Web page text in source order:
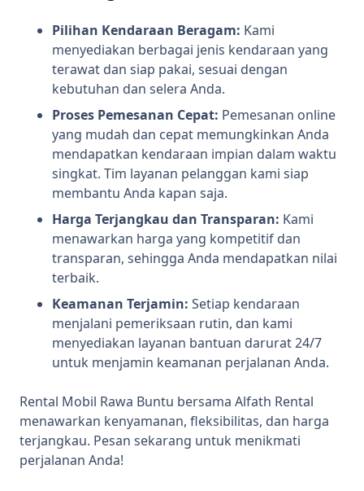
Pilihan Kendaraan Beragam: Kami
menyediakan berbagai jenis kendaraan yang
terawat dan siap pakai, sesuai dengan
kebutuhan dan selera Anda.
Proses Pemesanan Cepat: Pemesanan online
yang mudah dan cepat memungkinkan Anda
mendapatkan kendaraan impian dalam waktu
singkat. Tim layanan pelanggan kami siap
membantu Anda kapan saja.
Harga Terjangkau dan Transparan: Kami
menawarkan harga yang kompetitif dan
transparan, sehingga Anda mendapatkan nilai
terbaik.
Keamanan Terjamin: Setiap kendaraan
menjalani pemeriksaan rutin, dan kami
menyediakan layanan bantuan darurat 24/7
untuk menjamin keamanan perjalanan Anda.
Rental Mobil Rawa Buntu bersama Alfath Rental
menawarkan kenyamanan, fleksibilitas, dan harga
terjangkau. Pesan sekarang untuk menikmati
perjalanan Anda!